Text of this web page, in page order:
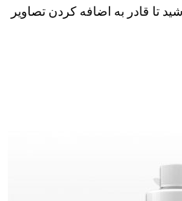
تا قادر به اضافه کردن تصاویر